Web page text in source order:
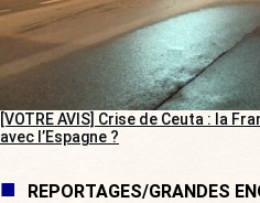
[VOTRE AVIS] Crise de Ceuta : la
avec l’Espagne ?
REPORTAGES/GRANDES